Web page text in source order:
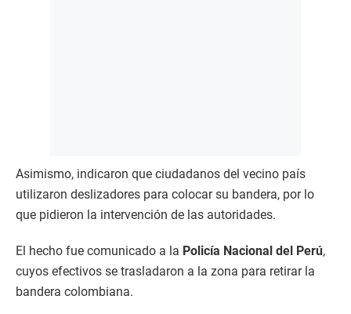
Asimismo, indicaron que ciudadanos del vecino país
utilizaron deslizadores para colocar su bandera, por lo
que pidieron la intervención de las autoridades.
El hecho fue comunicado a la Policía Nacional del Perú,
cuyos efectivos se trasladaron a la zona para retirar la
bandera colombiana.